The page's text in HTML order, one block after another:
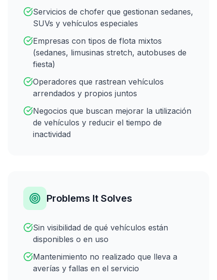
Servicios de chofer que gestionan sedanes,
SUVs y vehículos especiales
Empresas con tipos de flota mixtos
(sedanes, limusinas stretch, autobuses de
fiesta)
Operadores que rastrean vehículos
arrendados y propios juntos
Negocios que buscan mejorar la utilización
de vehículos y reducir el tiempo de
inactividad
Problems It Solves
Sin visibilidad de qué vehículos están
disponibles o en uso
Mantenimiento no realizado que lleva a
averías y fallas en el servicio